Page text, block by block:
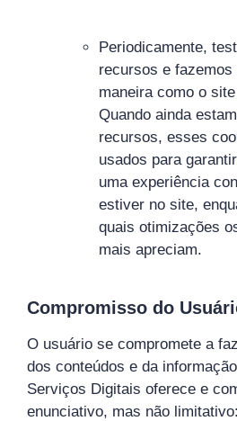
Periodicamente,
recursos e
maneira como o
Quando ainda
recursos, esses
usados ​​para
uma experiência
estiver no site,
quais otimizações
mais apreciam.
Compromisso do
O usuário se compromete a
dos conteúdos e da
Serviços Digitais oferece e
enunciativo, mas não limitativo: